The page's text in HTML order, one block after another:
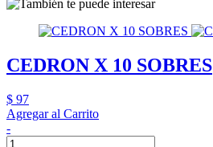
CEDRON X 10 SOBRES
$ 97
Agregar al Carrito
-